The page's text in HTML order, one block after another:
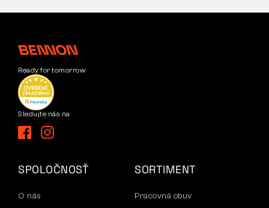
Ready for tomorrow
Sledujte nás na
SPOLOČNOSŤ
O nás
SORTIMENT
Pracovná obuv